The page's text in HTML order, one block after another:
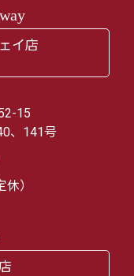
イ店
15
、141号
）